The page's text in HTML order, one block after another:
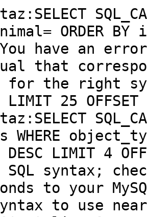
ORDER
have an
that
for the right
LIMIT 25
WHERE
DESC LIMIT 4
syntax;
to your
to use near